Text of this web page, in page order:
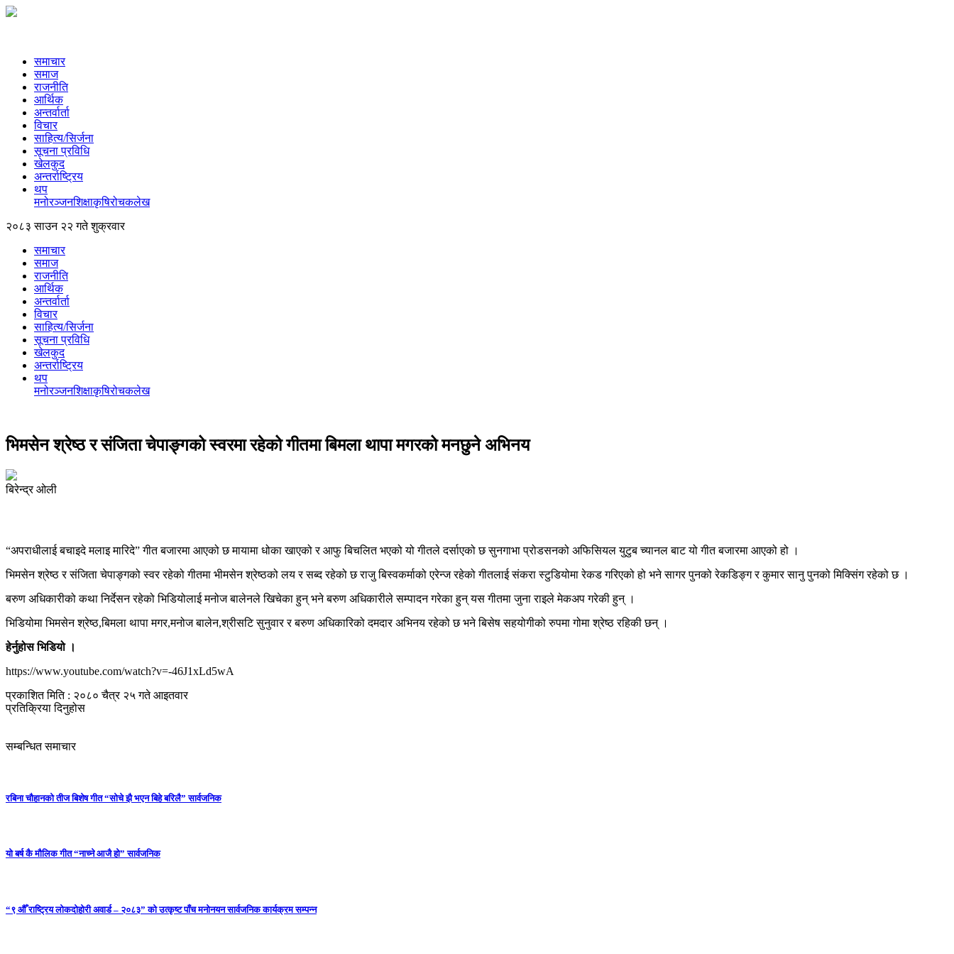
समाचार
समाज
राजनीति
आर्थिक
अन्तर्वार्ता
विचार
साहित्य/सिर्जना
सूचना प्रविधि
खेलकुद
अन्तर्राष्ट्रिय
थप
मनोरञ्‍जनशिक्षाकृषिरोचकलेख
२०८३ साउन २२ गते शुक्रवार
समाचार
समाज
राजनीति
आर्थिक
अन्तर्वार्ता
विचार
साहित्य/सिर्जना
सूचना प्रविधि
खेलकुद
अन्तर्राष्ट्रिय
थप
मनोरञ्‍जनशिक्षाकृषिरोचकलेख
भिमसेन श्रेष्ठ र संजिता चेपाङ्गको स्वरमा रहेको गीतमा बिमला थापा मगरको मनछुने अभिनय
बिरेन्द्र ओली
“अपराधीलाई बचाइदे मलाइ मारिदे” गीत बजारमा आएको छ मायामा धोका खाएको र आफु बिचलित भएको यो गीतले दर्साएको छ सुनगाभा प्रोडसनको अफिसियल युटुब च्यानल बाट यो गीत बजारमा आएको हो ।
भिमसेन श्रेष्ठ र संजिता चेपाङ्गको स्वर रहेको गीतमा भीमसेन श्रेष्ठको लय र सब्द रहेको छ राजु बिस्वकर्माको एरेन्ज रहेको गीतलाई संकरा स्टुडियोमा रेकड गरिएको हो भने सागर पुनको रेकडिङ्ग र कुमार सानु पुनको मिक्सिंग रहेको छ ।
बरुण अधिकारीको कथा निर्देसन रहेको भिडियोलाई मनोज बालेनले खिचेका हुन् भने बरुण अधिकारीले सम्पादन गरेका हुन् यस गीतमा जुना राइले मेकअप गरेकी हुन् ।
भिडियोमा भिमसेन श्रेष्ठ,बिमला थापा मगर,मनोज बालेन,श्रीसटि सुनुवार र बरुण अधिकारिको दमदार अभिनय रहेको छ भने बिसेष सहयोगीको रुपमा गोमा श्रेष्ठ रहिकी छन् ।
हेर्नुहोस भिडियो ।
https://www.youtube.com/watch?v=-46J1xLd5wA
प्रकाशित मिति : २०८० चैत्र २५ गते आइतवार
प्रतिक्रिया दिनुहोस
सम्बन्धित समाचार
रबिना चौहानको तीज बिशेष गीत “सोचे झै भएन बिहे बरिलै” सार्वजनिक
यो बर्ष कै मौलिक गीत “नाच्ने आजै हो” सार्वजनिक
“९ औँ राष्ट्रिय लोकदोहोरी अवार्ड – २०८३” को उत्कृष्ट पाँच मनोनयन सार्वजनिक कार्यक्रम सम्पन्न